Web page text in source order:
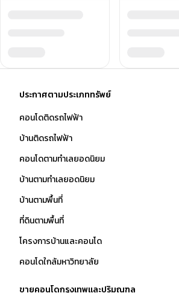
ประกาศตามประเภททรัพย์
คอนโดติดรถไฟฟ้า
บ้านติดรถไฟฟ้า
คอนโดตามทำเลยอดนิยม
บ้านตามทำเลยอดนิยม
บ้านตามพื้นที่
ที่ดินตามพื้นที่
โครงการบ้านและคอนโด
คอนโดใกล้มหาวิทยาลัย
ขายคอนโดกรุงเทพและปริมณฑล